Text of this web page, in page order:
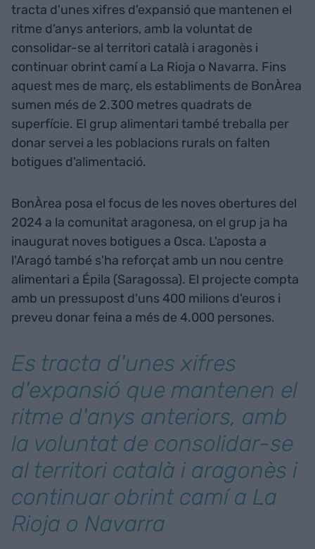
tracta d'unes xifres d'expansió que mantenen el
ritme d'anys anteriors, amb la voluntat de
consolidar-se al territori català i aragonès i
continuar obrint camí a La Rioja o Navarra. Fins
aquest mes de març, els establiments de BonÀrea
sumen més de 2.300 metres quadrats de
superfície. El grup alimentari també treballa per
donar servei a les poblacions rurals on falten
botigues d'alimentació.
BonÀrea posa el focus de les noves obertures del
2024 a la comunitat aragonesa, on el grup ja ha
inaugurat noves botigues a Osca. L'aposta a
l'Aragó també s'ha reforçat amb un nou centre
alimentari a Épila (Saragossa). El projecte compta
amb un pressupost d'uns 400 milions d'euros i
preveu donar feina a més de 4.000 persones.
Es tracta d'unes xifres
d'expansió que mantenen el
ritme d'anys anteriors, amb
la voluntat de consolidar-se
al territori català i aragonès i
continuar obrint camí a La
Rioja o Navarra